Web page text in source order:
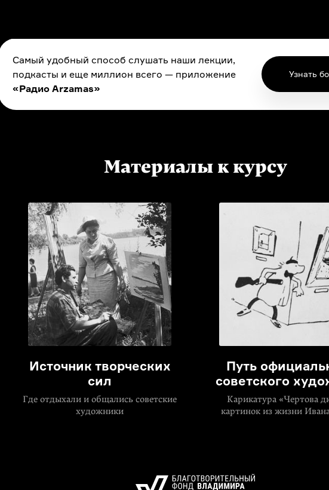
Самый удобный способ слушать наши лекции,
подкасты и еще миллион всего — приложение
«Радио Arzamas»
Узнать
Материалы к курсу
Источник творческих
сил
Где отдыхали и общались советские
художники
Путь
советского
Карикатура «Чертова
картинок из жизни